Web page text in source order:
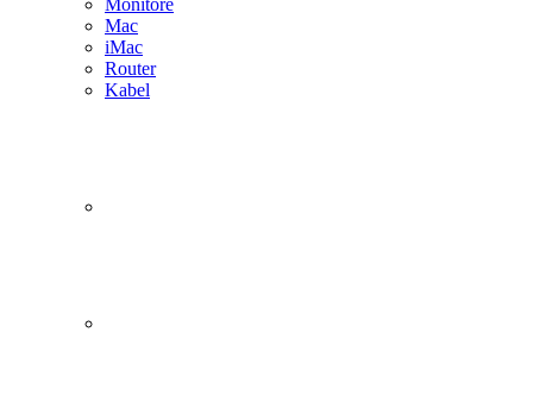
Monitore
Mac
iMac
Router
Kabel